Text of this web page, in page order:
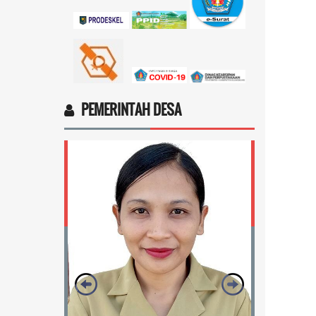
sosial dari pemerintah...selengkapnya
Marten Keny Balubun
17 November 2025 11:18:28
PEMERINTAH DESA